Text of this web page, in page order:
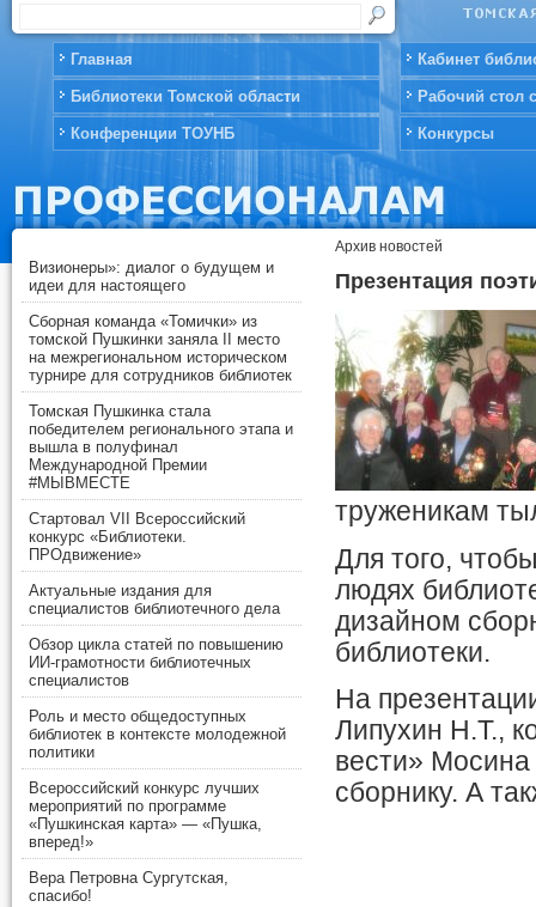
Главная
Библиотеки Томской области
Конференции ТОУНБ
Кабинет
Рабочий стол
Конкурсы
Визионеры»: диалог о будущем и
идеи для настоящего
Сборная команда «Томички» из
томской Пушкинки заняла II место
на межрегиональном историческом
турнире для сотрудников библиотек
Томская Пушкинка стала
победителем регионального этапа и
вышла в полуфинал
Международной Премии
#МЫВМЕСТЕ
Стартовал VII Всероссийский
конкурс «Библиотеки.
ПРОдвижение»
Актуальные издания для
специалистов библиотечного дела
Обзор цикла статей по повышению
ИИ-грамотности библиотечных
специалистов
Роль и место общедоступных
библиотек в контексте молодежной
политики
Всероссийский конкурс лучших
мероприятий по программе
«Пушкинская карта» — «Пушка,
вперед!»
Вера Петровна Сургутская,
спасибо!
Архив новостей
Презентация
труженикам
Для того,
людях
дизайном
библиотеки.
На
Липухин Н.Т.,
вести»
сборнику. А